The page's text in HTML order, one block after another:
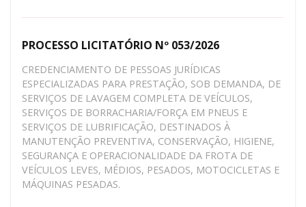
PROCESSO LICITATÓRIO Nº 053/2026
CREDENCIAMENTO DE PESSOAS JURÍDICAS
ESPECIALIZADAS PARA PRESTAÇÃO, SOB DEMANDA, DE
SERVIÇOS DE LAVAGEM COMPLETA DE VEÍCULOS,
SERVIÇOS DE BORRACHARIA/FORÇA EM PNEUS E
SERVIÇOS DE LUBRIFICAÇÃO, DESTINADOS À
MANUTENÇÃO PREVENTIVA, CONSERVAÇÃO, HIGIENE,
SEGURANÇA E OPERACIONALIDADE DA FROTA DE
VEÍCULOS LEVES, MÉDIOS, PESADOS, MOTOCICLETAS E
MÁQUINAS PESADAS.